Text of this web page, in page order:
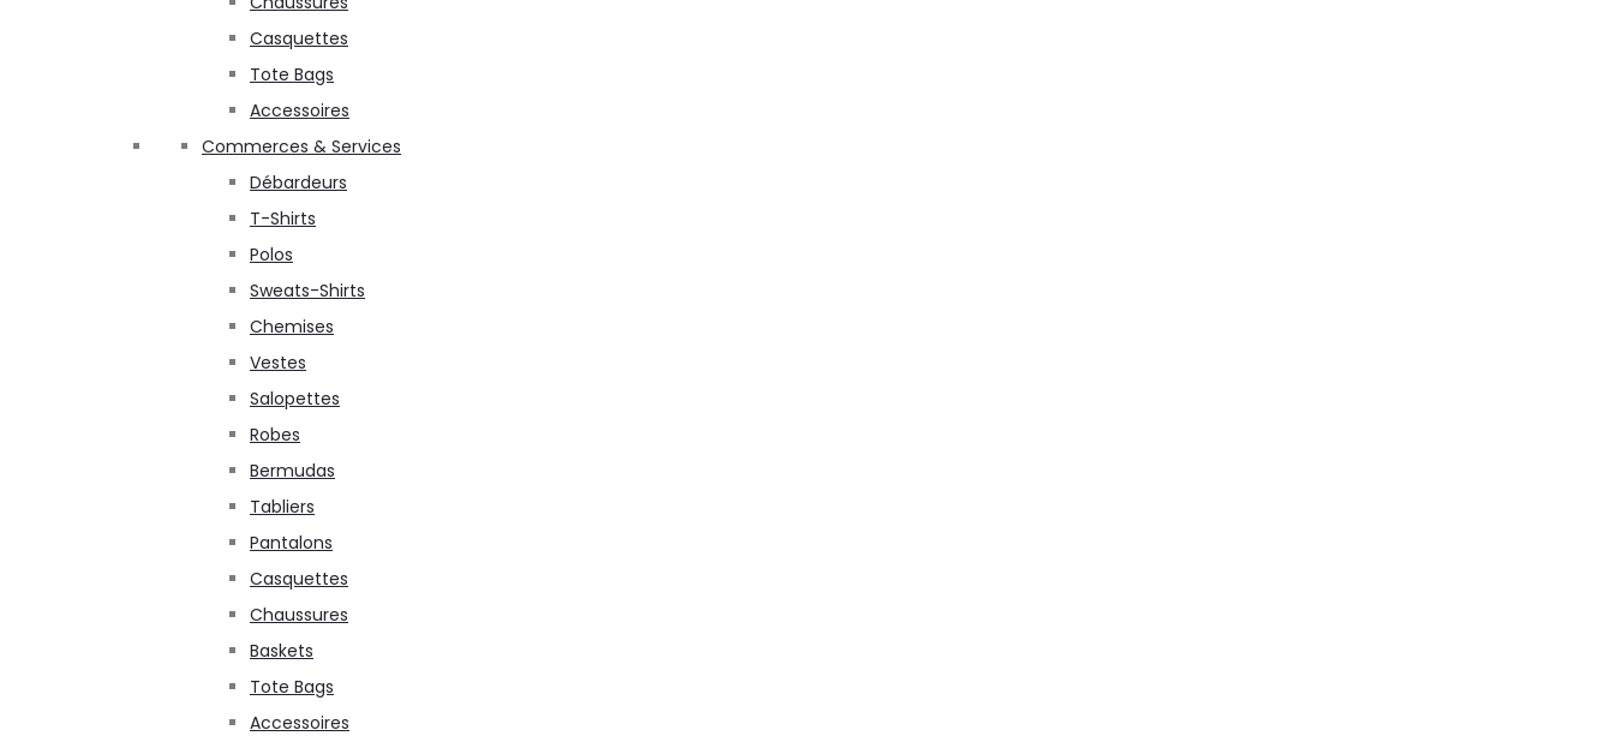
Casquettes
Tote Bags
Accessoires
Commerces & Services
Débardeurs
T-Shirts
Polos
Sweats-Shirts
Chemises
Vestes
Salopettes
Robes
Bermudas
Tabliers
Pantalons
Casquettes
Chaussures
Baskets
Tote Bags
Accessoires